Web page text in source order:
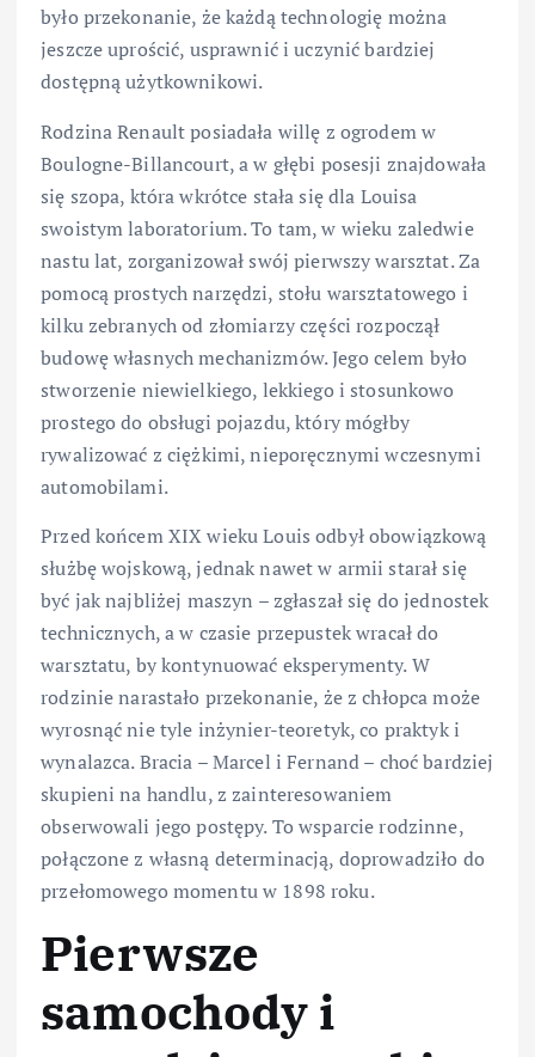
było przekonanie, że każdą technologię można
jeszcze uprościć, usprawnić i uczynić bardziej
dostępną użytkownikowi.
Rodzina Renault posiadała willę z ogrodem w
Boulogne-Billancourt, a w głębi posesji znajdowała
się szopa, która wkrótce stała się dla Louisa
swoistym laboratorium. To tam, w wieku zaledwie
nastu lat, zorganizował swój pierwszy warsztat. Za
pomocą prostych narzędzi, stołu warsztatowego i
kilku zebranych od złomiarzy części rozpoczął
budowę własnych mechanizmów. Jego celem było
stworzenie niewielkiego, lekkiego i stosunkowo
prostego do obsługi pojazdu, który mógłby
rywalizować z ciężkimi, nieporęcznymi wczesnymi
automobilami.
Przed końcem XIX wieku Louis odbył obowiązkową
służbę wojskową, jednak nawet w armii starał się
być jak najbliżej maszyn – zgłaszał się do jednostek
technicznych, a w czasie przepustek wracał do
warsztatu, by kontynuować eksperymenty. W
rodzinie narastało przekonanie, że z chłopca może
wyrosnąć nie tyle inżynier-teoretyk, co praktyk i
wynalazca. Bracia – Marcel i Fernand – choć bardziej
skupieni na handlu, z zainteresowaniem
obserwowali jego postępy. To wsparcie rodzinne,
połączone z własną determinacją, doprowadziło do
przełomowego momentu w 1898 roku.
Pierwsze
samochody i